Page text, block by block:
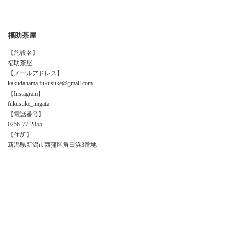
福助茶屋
【施設名】
福助茶屋
【メールアドレス】
kakudahama.fukusuke@gmail.com
【Instagram】
fukusuke_niigata
【電話番号】
0256-77-2855
【住所】
新潟県新潟市西蒲区角田浜3番地